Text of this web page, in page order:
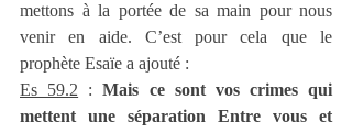
mettons à la portée de sa main pour nous
venir en aide. C’est pour cela que le
prophète Esaïe a ajouté :
Es 59.2 : Mais ce sont vos crimes qui
mettent une séparation Entre vous et